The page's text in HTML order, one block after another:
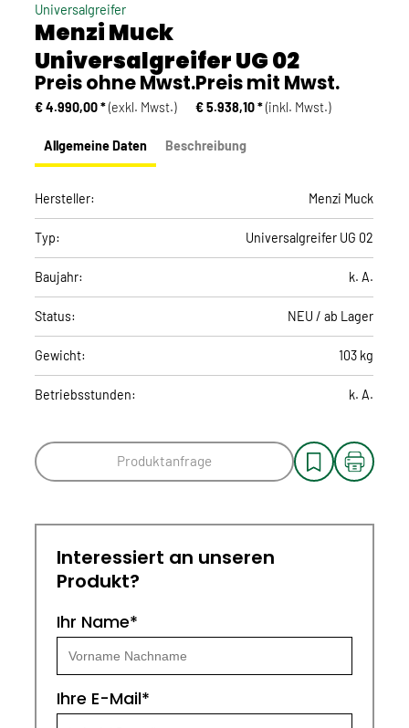
Menzi Muck
Universalgreifer UG 02
Universalgreifer
Preis ohne Mwst.
€ 4.990,00 *(exkl. Mwst.)
Preis mit Mwst.
€ 5.938,10 *(inkl. Mwst.)
Allgemeine Daten Beschreibung
Hersteller: Menzi Muck
Typ: Universalgreifer UG 02
Baujahr: k. A.
Status: NEU / ab Lager
Gewicht: 103 kg
Betriebsstunden: k. A.
Produktanfrage
Interessiert an unseren
Produkt?
Ihr Name*
Ihre E-Mail*